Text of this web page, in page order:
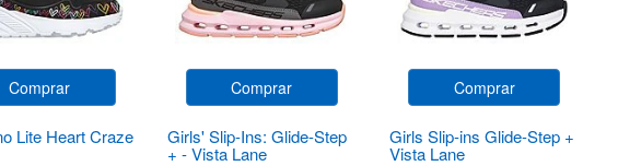
Comprar
Lite Heart Craze
Comprar
Girls' Slip-Ins: Glide-Step
+ - Vista Lane
Comprar
Girls Slip-ins Glide-Step +
Vista Lane